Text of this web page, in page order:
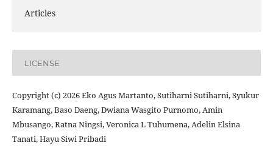
Articles
LICENSE
Copyright (c) 2026 Eko Agus Martanto, Sutiharni Sutiharni, Syukur
Karamang, Baso Daeng, Dwiana Wasgito Purnomo, Amin
Mbusango, Ratna Ningsi, Veronica L Tuhumena, Adelin Elsina
Tanati, Hayu Siwi Pribadi